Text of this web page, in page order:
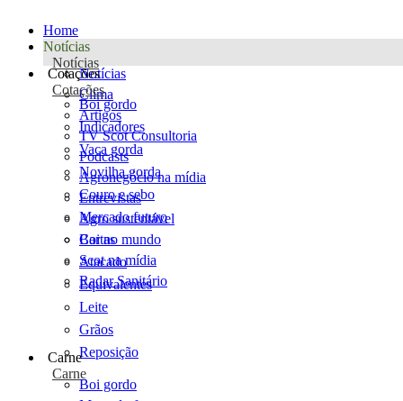
Home
Notícias
Notícias
Notícias
Clima
Artigos
TV Scot Consultoria
Podcasts
Agronegócio na mídia
Entrevistas
Agro sustentável
Cartas
Scot na mídia
Radar Sanitário
Cotações
Cotações
Boi gordo
Indicadores
Vaca gorda
Novilha gorda
Couro e sebo
Mercado futuro
Boi no mundo
Atacado
Equivalentes
Leite
Grãos
Reposição
Carne
Carne
Boi gordo